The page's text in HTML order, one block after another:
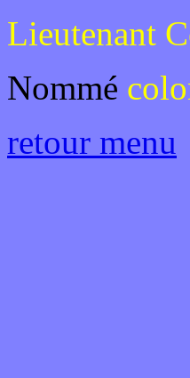
Lieutenant
Nommé
retour menu